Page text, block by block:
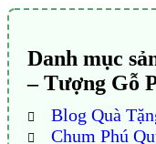
Danh mục
– Tượng Gỗ
Blog Quà
Chum Phú